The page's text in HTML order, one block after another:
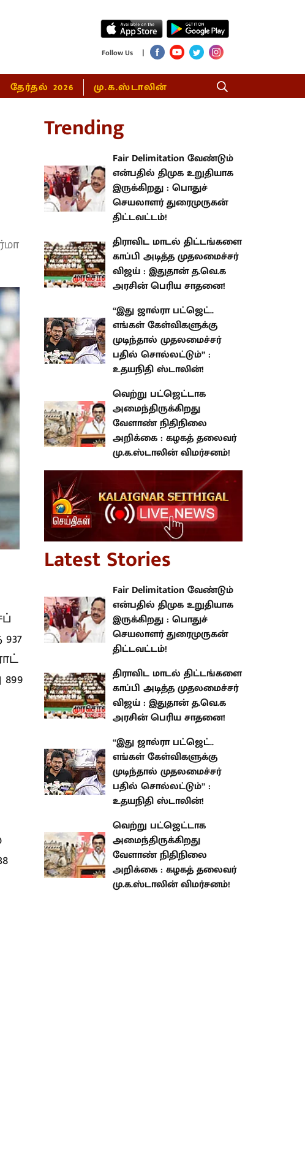
Follow Us |
தேர்தல் 2026 மு.க.ஸ்டாலின்
Trending
Fair Delimitation வேண்டும்
என்பதில் திமுக உறுதியாக
இருக்கிறது : பொதுச் செயலாளர்
துரைமுருகன் திட்டவட்டம்!
திராவிட மாடல் திட்டங்களை
காப்பி அடித்த முதலமைச்சர் விஜய்
: இதுதான் த.வெ.க அரசின் பெரிய
சாதனை!
“இது ஜால்ரா பட்ஜெட்.. எங்கள்
கேள்விகளுக்கு முடிந்தால்
முதலமைச்சர் பதில் சொல்லட்டும்”
: உதயநிதி ஸ்டாலின்!
வெற்று பட்ஜெட்டாக
அமைந்திருக்கிறது வேளாண்
நிதிநிலை அறிக்கை : கழகத்
தலைவர் மு.க.ஸ்டாலின்
விமர்சனம்!
Latest Stories
Fair Delimitation வேண்டும்
இருக்கிறது : பொதுச் செயலாளர்
துரைமுருகன் திட்டவட்டம்!
திராவிட மாடல் திட்டங்களை
காப்பி அடித்த முதலமைச்சர் விஜய்
சாதனை!
“இது ஜால்ரா பட்ஜெட்.. எங்கள்
கேள்விகளுக்கு முடிந்தால்
: உதயநிதி ஸ்டாலின்!
வெற்று பட்ஜெட்டாக
அமைந்திருக்கிறது வேளாண்
நிதிநிலை அறிக்கை : கழகத்
விமர்சனம்!